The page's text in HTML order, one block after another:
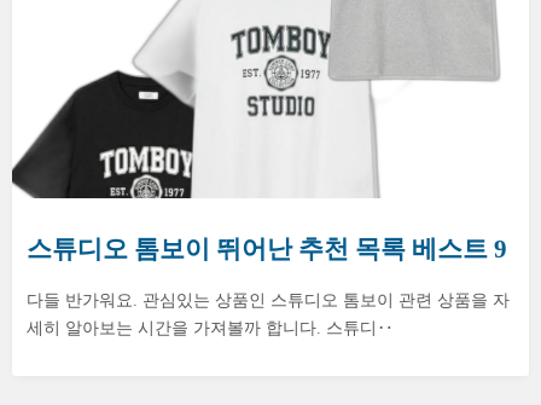
스튜디오 톰보이 뛰어난 추천 목록 베스트 9
다들 반가워요. 관심있는 상품인 스튜디오 톰보이 관련 상품을 자
세히 알아보는 시간을 가져볼까 합니다. 스튜디‥